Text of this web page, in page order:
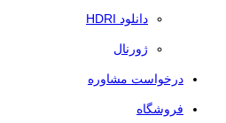
دانلود HDRI
ژورنال
درخواست مشاوره
فروشگاه